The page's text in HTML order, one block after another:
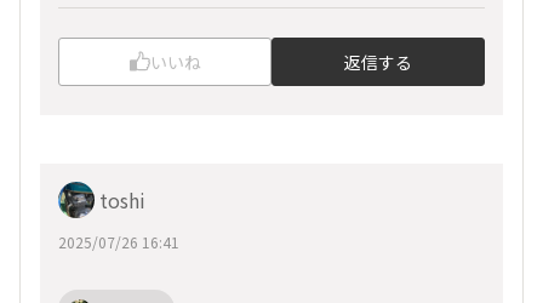
いいね 返信する
toshi
2025/07/26 16:41